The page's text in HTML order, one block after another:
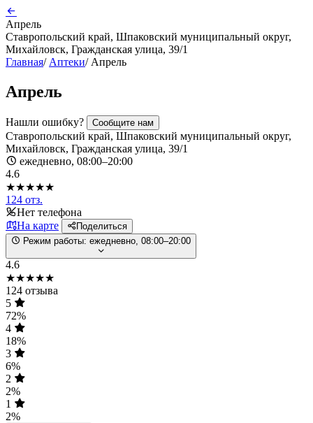
Апрель
Ставропольский край, Шпаковский муниципальный округ,
Михайловск, Гражданская улица, 39/1
Главная/ Аптеки/ Апрель
Апрель
Нашли ошибку? Сообщите нам
Ставропольский край, Шпаковский муниципальный округ,
Михайловск, Гражданская улица, 39/1
ежедневно, 08:00–20:00
4.6
★★★★★
124 отз.
Нет телефона
На карте
Поделиться
Режим работы: ежедневно, 08:00–20:00
4.6
★★★★★
124 отзыва
5
72%
4
18%
3
6%
2
2%
1
2%